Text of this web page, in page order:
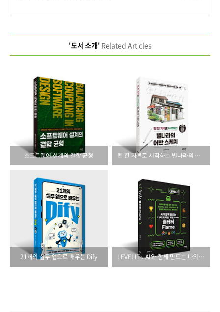
'도서 소개'Related Articles
소프트웨어 설계의 결합 균형 펜 한 자루로 시작하는 별나라의 어반 스케치
21개의 실무 앱으로 배우는 Dify LEVELIT⭐ AI와 함께 만드는 나의 첫 게임 개발 with 플러터 Flame